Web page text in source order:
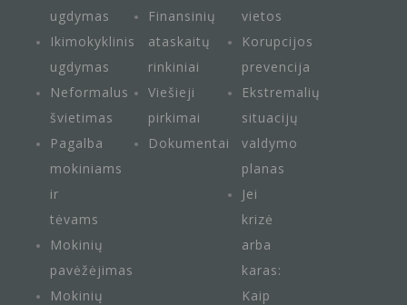
ugdymas
Ikimokyklinis
ugdymas
Neformalus
švietimas
Pagalba
mokiniams
ir
tėvams
Mokinių
pavėžėjimas
Mokinių
Finansinių
ataskaitų
rinkiniai
Viešieji
pirkimai
Dokumentai
vietos
Korupcijos
prevencija
Ekstremalių
situacijų
valdymo
planas
Jei
krizė
arba
karas:
Kaip